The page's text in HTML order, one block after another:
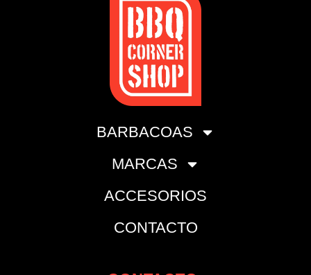
BARBACOAS
MARCAS
ACCESORIOS
CONTACTO